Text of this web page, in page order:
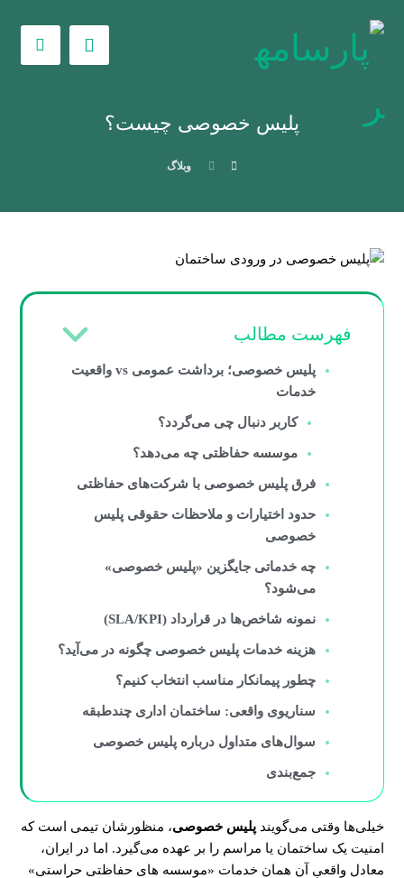
پلیس خصوصی چیست؟
وبلاگ
فهرست مطالب
پلیس خصوصی؛ برداشت عمومی vs واقعیت
خدمات
کاربر دنبال چی می‌گردد؟
موسسه حفاظتی چه می‌دهد؟
فرق پلیس خصوصی با شرکت‌های حفاظتی
حدود اختیارات و ملاحظات حقوقی پلیس
خصوصی
چه خدماتی جایگزین «پلیس خصوصی»
می‌شود؟
نمونه شاخص‌ها در قرارداد (SLA/KPI)
هزینه خدمات پلیس خصوصی چگونه در می‌آید؟
چطور پیمانکار مناسب انتخاب کنیم؟
سناریوی واقعی: ساختمان اداری چندطبقه
سوال‌های متداول درباره پلیس خصوصی
جمع‌بندی
خیلی‌ها وقتی می‌گویندپلیس خصوصی، منظورشان تیمی است که
امنیت یک ساختمان یا مراسم را بر عهده می‌گیرد. اما در ایران،
معادل واقعیِ آن همان خدمات «موسسه های حفاظتی حراستی»